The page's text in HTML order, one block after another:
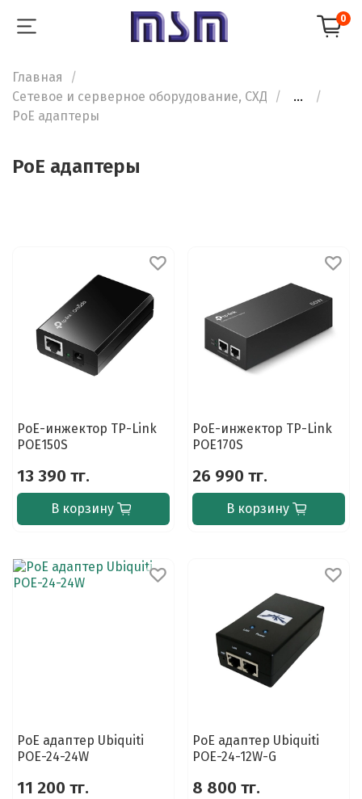
0
Главная
Сетевое и серверное оборудование, СХД
...
PoE адаптеры
PoE адаптеры
PoE-инжектор TP-Link
POE150S
13 390 тг.
В корзину
PoE-инжектор TP-Link
POE170S
26 990 тг.
В корзину
PoE адаптер Ubiquiti
POE-24-24W
11 200 тг.
PoE адаптер Ubiquiti
POE-24-12W-G
8 800 тг.